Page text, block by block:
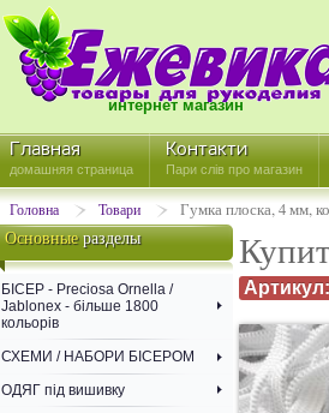
интернет магазин
Главная
домашняя страница
Контакти
Пари слів про магазин
Головна Товари Гумка плоска, 4 мм,
Основныеразделы
БІСЕР - Precіosa Ornella /
Jablonex - більше 1800
кольорів
СХЕМИ / НАБОРИ БІСЕРОМ
ОДЯГ під вишивку